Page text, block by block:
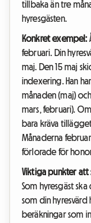
tillbaka än tre
hyresgästen.
Konkret exempel:
februari. Din
maj. Den 15 maj
indexering. Han
månaden (maj)
mars, februari).
bara kräva
Månaderna
förlorade för
Viktiga punkter att
Som hyresgäst
som din hyresvärd
beräkningar som